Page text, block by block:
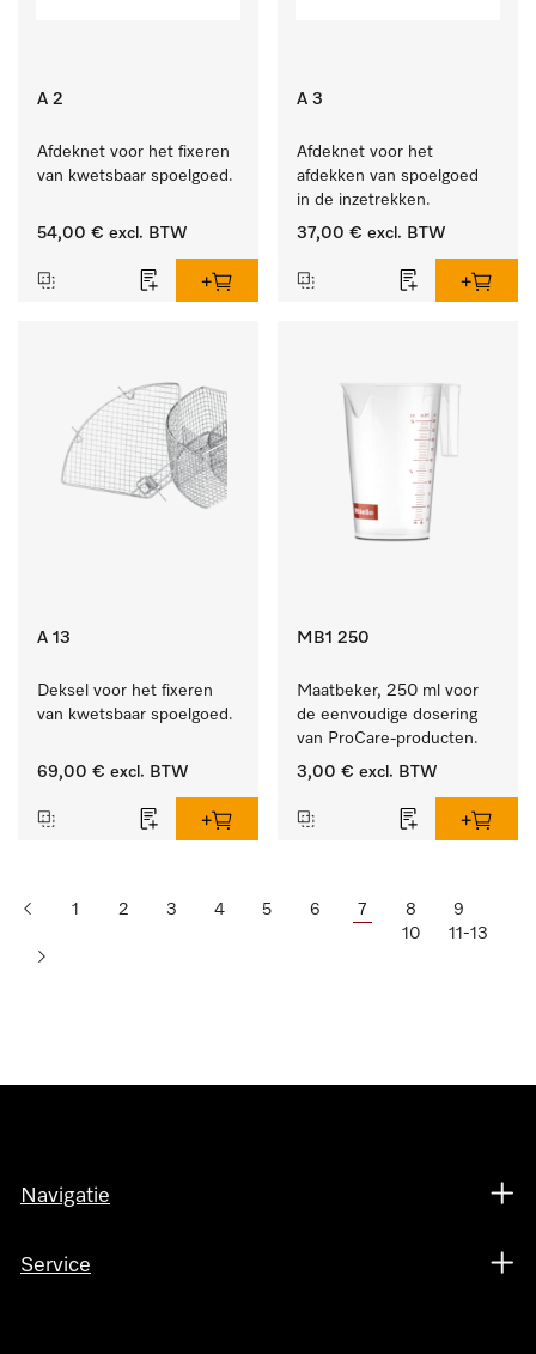
A 2
Afdeknet voor het fixeren
van kwetsbaar spoelgoed.
54,00 € excl. BTW
A 3
Afdeknet voor het
afdekken van spoelgoed
in de inzetrekken.
37,00 € excl. BTW
A 13
Deksel voor het fixeren
van kwetsbaar spoelgoed.
69,00 € excl. BTW
MB1 250
Maatbeker, 250 ml voor
de eenvoudige dosering
van ProCare-producten.
3,00 € excl. BTW
1 2 3 4 5 6 7 8
9
10
11-13
Navigatie
Service